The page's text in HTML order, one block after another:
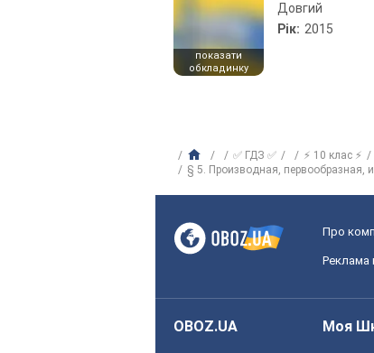
показати
обкладинку
Довгий
Рік: 2015
✅ ГДЗ ✅ ⚡ 10 клас ⚡
§ 5. Производная, первообразная,
Про
Реклама
OBOZ.UA Моя